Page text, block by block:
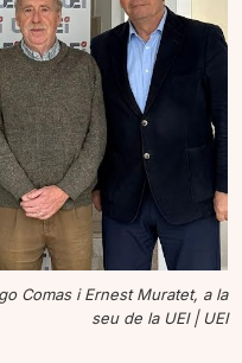
Comas i Ernest Muratet, a la
seu de la UEI |UEI